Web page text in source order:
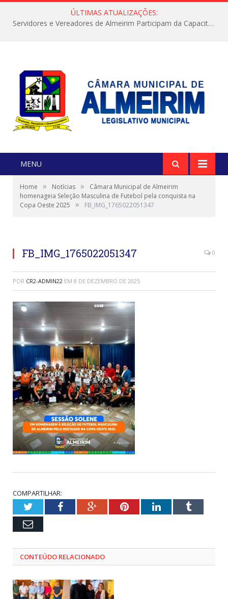
ÚLTIMAS ATUALIZAÇÕES:
Servidores e Vereadores de Almeirim Participam da Capacitação “Orientar é a Nossa Missão”
MENU
Home » Notícias »
Câmara Municipal de Almeirim
homenageia Seleção Masculina de Futebol pela conquista na
Copa Oeste 2025
» FB_IMG_1765022051347
FB_IMG_1765022051347 0
POR CR2-ADMIN22 EM 8 DE DEZEMBRO DE 2025
COMPARTILHAR:
TwitterFacebookGoogle+PinterestLinkedInTumblr
Email
CONTEÚDO RELACIONADO